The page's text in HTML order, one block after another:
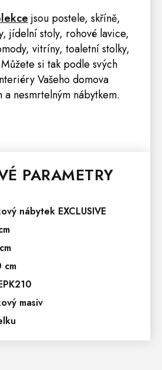
jsou postele, skříně,
jídelnístoly, rohové lavice,
, vitríny, toaletní stolky,
Můžete si tak podle svých
Vašeho domova
nesmrtelným nábytkem.
PARAMETRY
nábytek EXCLUSIVE
cm
masiv